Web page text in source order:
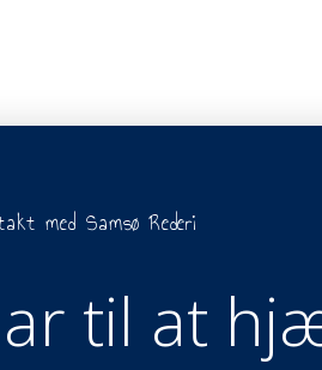
med Samsø Rederi
til at